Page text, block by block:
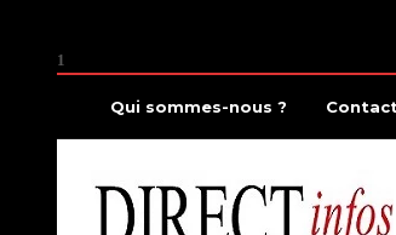
1
Qui sommes-nous ?